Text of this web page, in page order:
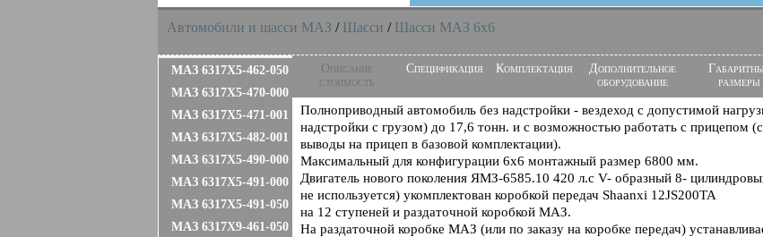
Автомобили и шасси MAЗ / Шасси / Шасси МАЗ 6x6
МАЗ 6317X5-462-050
МАЗ 6317X5-470-000
МАЗ 6317X5-471-001
МАЗ 6317X5-482-001
МАЗ 6317X5-490-000
МАЗ 6317X5-491-000
МАЗ 6317X5-491-050
МАЗ 6317X9-461-050
Описание
стоимость
Спецификация Комплектация
Дополнительное
оборудование
размеры
Полноприводный автомобиль без надстройки - вездеход с допустимой
надстройки с грузом) до 17,6 тонн. и с возможностью работать с прицепом
выводы на прицеп в базовой комплектации).
Максимальный для конфигурации 6х6 монтажный размер 6800 мм.
Двигатель нового поколения ЯМЗ-6585.10 420 л.с V- образный 8-
не используется) укомплектован коробкой передач Shaanxi 12JS200TA
на 12 ступеней и раздаточной коробкой МАЗ.
На раздаточной коробке МАЗ (или по заказу на коробке передач)